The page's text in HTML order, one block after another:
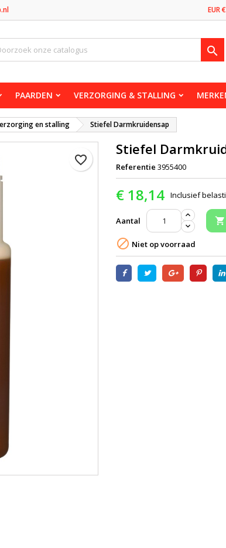
EUR €

PAARDEN VERZORGING & STALLING
en stalling Stiefel Darmkruidensap
favorite_border
Stiefel
Referentie 3955400
€ 18,14 Inclusief
Aantal 
 Niet op voorraad